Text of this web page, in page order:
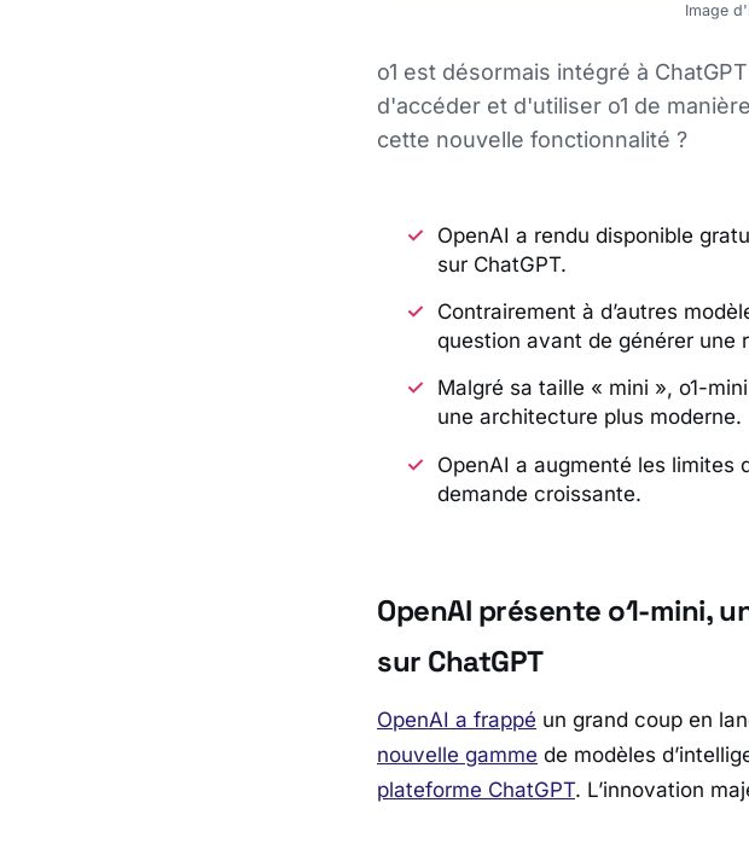
Image
o1 est désormais intégré à
d'accéder et d'utiliser o1 de
cette nouvelle fonctionnalité ?
OpenAI a rendu disponible
sur ChatGPT.
Contrairement à d’autres
question avant de générer une
Malgré sa taille « mini », o1-
une architecture plus moderne.
OpenAI a augmenté les limites
demande croissante.
OpenAI présente o1-mini,
sur ChatGPT
OpenAI a frappé un grand coup en
nouvelle gamme de modèles
plateforme ChatGPT. L’innovation